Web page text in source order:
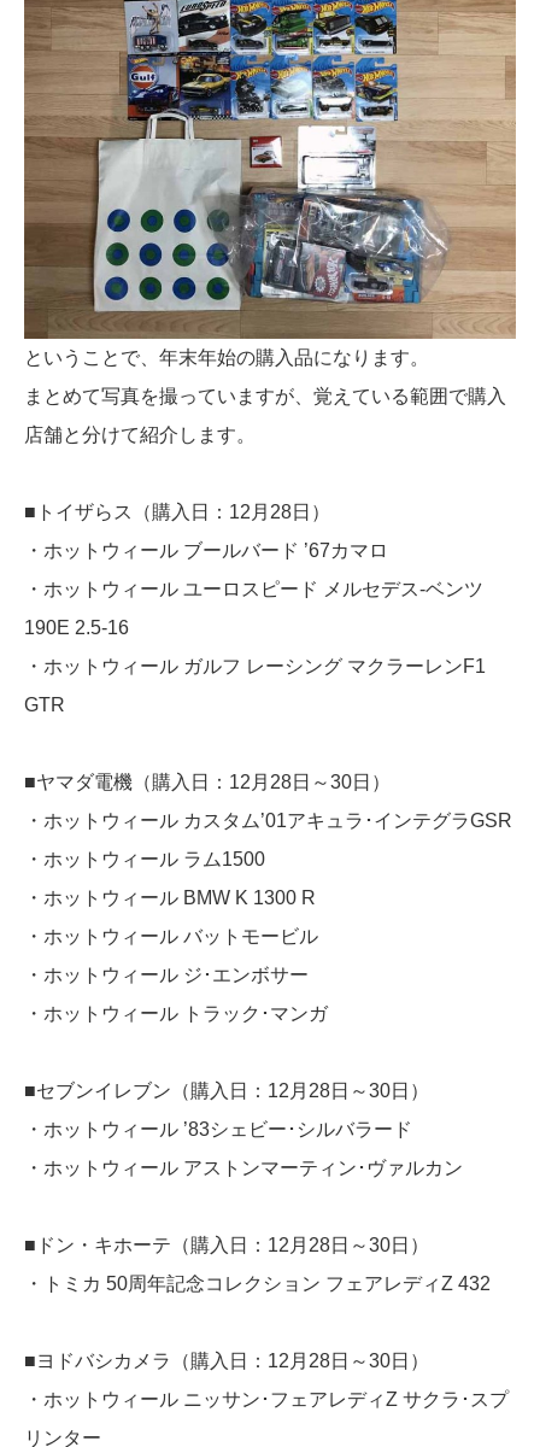
ということで、年末年始の購入品になります。
まとめて写真を撮っていますが、覚えている範囲で購入
店舗と分けて紹介します。
■トイザらス（購入日：12月28日）
・ホットウィール ブールバード ’67カマロ
・ホットウィール ユーロスピード メルセデス-ベンツ
190E 2.5-16
・ホットウィール ガルフ レーシング マクラーレンF1
GTR
■ヤマダ電機（購入日：12月28日～30日）
・ホットウィール カスタム’01アキュラ･インテグラGSR
・ホットウィール ラム1500
・ホットウィール BMW K 1300 R
・ホットウィール バットモービル
・ホットウィール ジ･エンボサー
・ホットウィール トラック･マンガ
■セブンイレブン（購入日：12月28日～30日）
・ホットウィール ’83シェビー･シルバラード
・ホットウィール アストンマーティン･ヴァルカン
■ドン・キホーテ（購入日：12月28日～30日）
・トミカ 50周年記念コレクション フェアレディZ 432
■ヨドバシカメラ（購入日：12月28日～30日）
・ホットウィール ニッサン･フェアレディZ サクラ･スプ
リンター